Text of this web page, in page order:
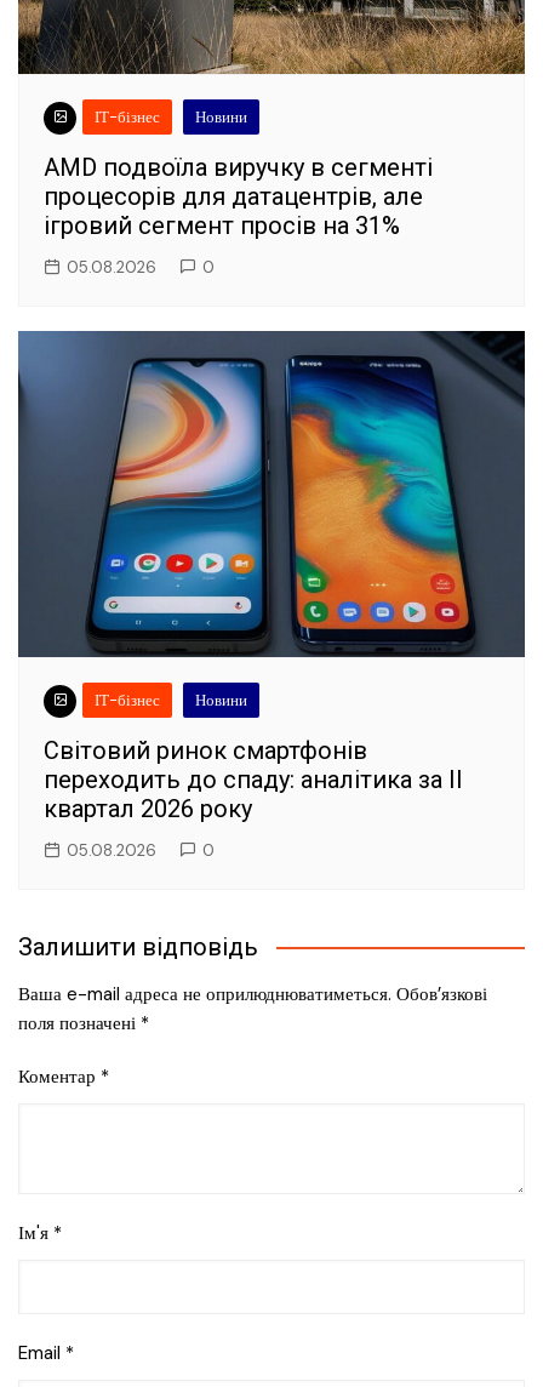
ІТ-бізнес Новини
AMD подвоїла виручку в сегменті
процесорів для датацентрів, але
ігровий сегмент просів на 31%
05.08.2026 0
ІТ-бізнес Новини
Світовий ринок смартфонів
переходить до спаду: аналітика за II
квартал 2026 року
05.08.2026 0
Залишити відповідь
Ваша e-mail адреса не оприлюднюватиметься. Обов’язкові
поля позначені *
Коментар *
Ім'я *
Email *